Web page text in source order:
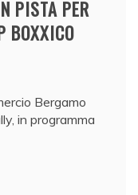
PISTA PER
BOXXICO
Bergamo
in programma